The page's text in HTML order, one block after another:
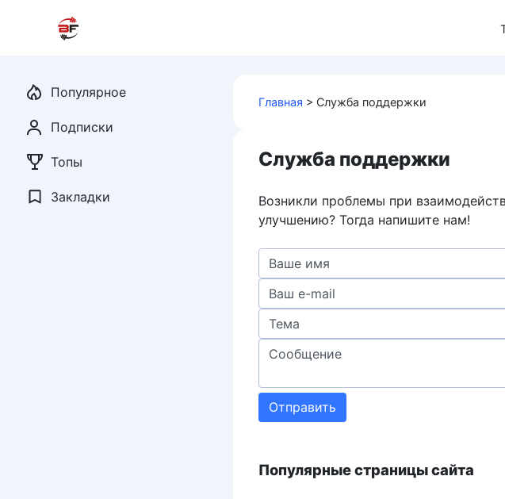
Главная > Служба поддержки
Служба поддержки
Возникли проблемы при
улучшению? Тогда напишите нам!
Отправить
Популярные страницы сайта
Популярное
Подписки
Топы
Закладки